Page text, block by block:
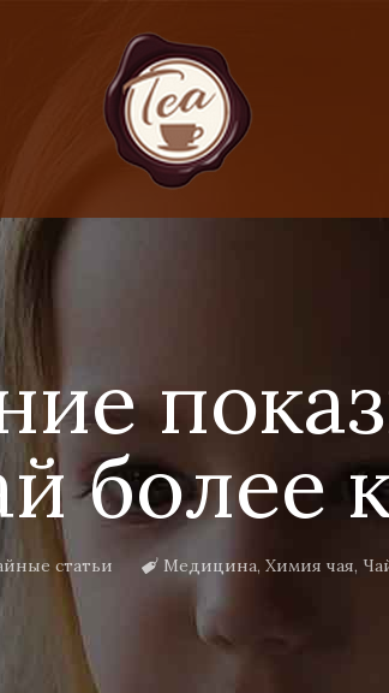
более
статьи Медицина, Химия чая,